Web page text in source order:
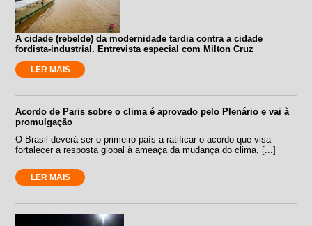
A cidade (rebelde) da modernidade tardia contra a cidade
fordista-industrial. Entrevista especial com Milton Cruz
LER MAIS
Acordo de Paris sobre o clima é aprovado pelo Plenário e vai à
promulgação
O Brasil deverá ser o primeiro país a ratificar o acordo que visa
fortalecer a resposta global à ameaça da mudança do clima, [...]
LER MAIS